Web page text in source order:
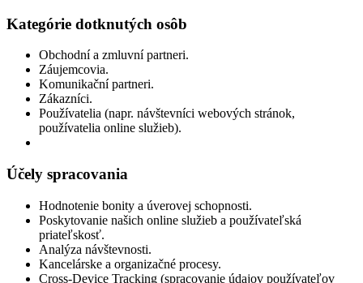
Kategórie dotknutých osôb
Obchodní a zmluvní partneri.
Záujemcovia.
Komunikační partneri.
Zákazníci.
Používatelia (napr. návštevníci webových stránok,
používatelia online služieb).
Účely spracovania
Hodnotenie bonity a úverovej schopnosti.
Poskytovanie našich online služieb a používateľská
priateľskosť.
Analýza návštevnosti.
Kancelárske a organizačné procesy.
Cross-Device Tracking (spracovanie údajov používateľov